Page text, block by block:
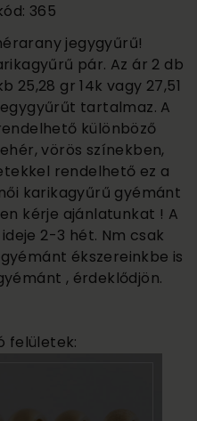
365
jegygyűrű!
pár. Az ár 2 db
25,28 gr 14k vagy 27,51
tartalmaz. A
különböző
vörös színekben,
rendelhető ez a
karikagyűrű gyémánt
kérje ajánlatunkat ! A
2-3 hét. Nm csak
ékszereinkbe is
, érdeklődjön.
felületek: